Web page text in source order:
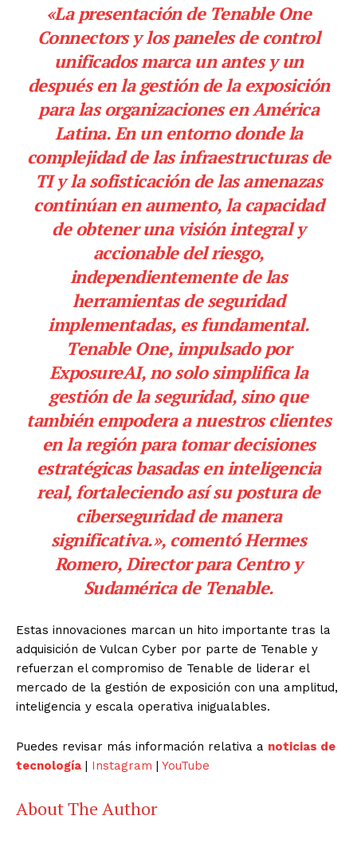
«La presentación de Tenable One
Connectors y los paneles de control
unificados marca un antes y un
después en la gestión de la exposición
para las organizaciones en América
Latina. En un entorno donde la
complejidad de las infraestructuras de
TI y la sofisticación de las amenazas
continúan en aumento, la capacidad
de obtener una visión integral y
accionable del riesgo,
independientemente de las
herramientas de seguridad
implementadas, es fundamental.
Tenable One, impulsado por
ExposureAI, no solo simplifica la
gestión de la seguridad, sino que
también empodera a nuestros clientes
en la región para tomar decisiones
estratégicas basadas en inteligencia
real, fortaleciendo así su postura de
ciberseguridad de manera
significativa.», comentó Hermes
Romero, Director para Centro y
Sudamérica de Tenable.
Estas innovaciones marcan un hito importante tras la
adquisición de Vulcan Cyber por parte de Tenable y
refuerzan el compromiso de Tenable de liderar el
mercado de la gestión de exposición con una amplitud,
inteligencia y escala operativa inigualables.
Puedes revisar más información relativa a noticias de
tecnología | Instagram | YouTube
About The Author